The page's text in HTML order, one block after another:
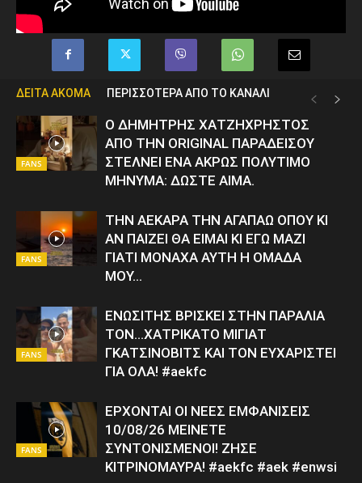
ΔΕΙΤΑ ΑΚΟΜΑ ΠΕΡΙΣΣΟΤΕΡΑ ΑΠΟ ΤΟ ΚΑΝΑΛΙ
FANS
Ο ΔΗΜΗΤΡΗΣ ΧΑΤΖΗΧΡΗΣΤΟΣ
ΑΠΟ ΤΗΝ ORIGINAL ΠΑΡΑΔΕΙΣΟΥ
ΣΤΕΛΝΕΙ ΕΝΑ ΑΚΡΩΣ ΠΟΛΥΤΙΜΟ
ΜΗΝΥΜΑ: ΔΩΣΤΕ ΑΙΜΑ.
FANS
ΤΗΝ ΑΕΚΑΡΑ ΤΗΝ ΑΓΑΠΑΩ ΟΠΟΥ ΚΙ
ΑΝ ΠΑΙΖΕΙ ΘΑ ΕΙΜΑΙ ΚΙ ΕΓΩ ΜΑΖΙ
ΓΙΑΤΙ ΜΟΝΑΧΑ ΑΥΤΗ Η ΟΜΑΔΑ
ΜΟΥ…
FANS
ΕΝΩΣΙΤΗΣ ΒΡΙΣΚΕΙ ΣΤΗΝ ΠΑΡΑΛΙΑ
ΤΟΝ…ΧΑΤΡΙΚΑΤΟ ΜΙΓΙΑΤ
ΓΚΑΤΣΙΝΟΒΙΤΣ ΚΑΙ ΤΟΝ ΕΥΧΑΡΙΣΤΕΙ
ΓΙΑ ΟΛΑ! #aekfc
FANS
ΕΡΧΟΝΤΑΙ ΟΙ ΝΕΕΣ ΕΜΦΑΝΙΣΕΙΣ
10/08/26 ΜΕΙΝΕΤΕ
ΣΥΝΤΟΝΙΣΜΕΝΟΙ! ΖΗΣΕ
ΚΙΤΡΙΝΟΜΑΥΡΑ! #aekfc #aek #enwsi